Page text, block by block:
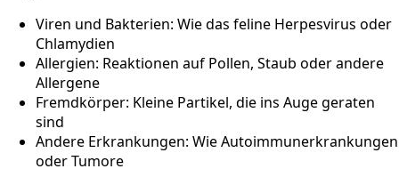
Viren und Bakterien: Wie das feline Herpesvirus oder
Chlamydien
Allergien: Reaktionen auf Pollen, Staub oder andere
Allergene
Fremdkörper: Kleine Partikel, die ins Auge geraten
sind
Andere Erkrankungen: Wie Autoimmunerkrankungen
oder Tumore